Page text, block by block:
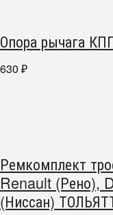
Опора рычага
630 ₽
Ремкомплект
Renault (Рено),
(Ниссан)